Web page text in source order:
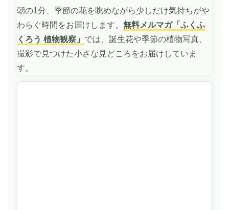
生
朝の1分、季節の花を眺めながら少しだけ気持ちがや
わらぐ時間をお届けします。 無料メルマガ「ふくふ
くろう 植物観察」 では、誕生花や季節の植物写真、
撮影で見つけた小さな見どころをお届けしていま
す。